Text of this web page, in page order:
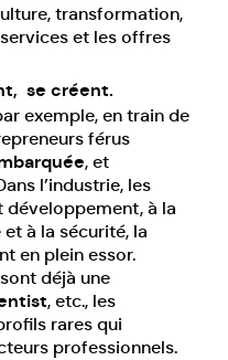
transformation,
et les offres
se créent.
exemple, en train de
férus
, et
l’industrie, les
développement, à la
à la sécurité, la
en plein essor.
déjà une
, etc., les
rares qui
professionnels.